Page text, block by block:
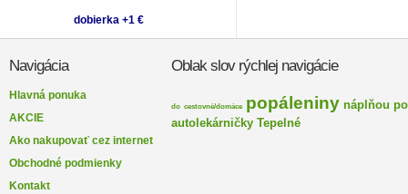
dobierka +1 €
Navigácia
Hlavná ponuka
AKCIE
Ako nakupovať cez internet
Obchodné podmienky
Kontakt
Oblak slov rýchlej navigácie
do cestovné/domáce popáleniny náplňou
autolekárničky Tepelné